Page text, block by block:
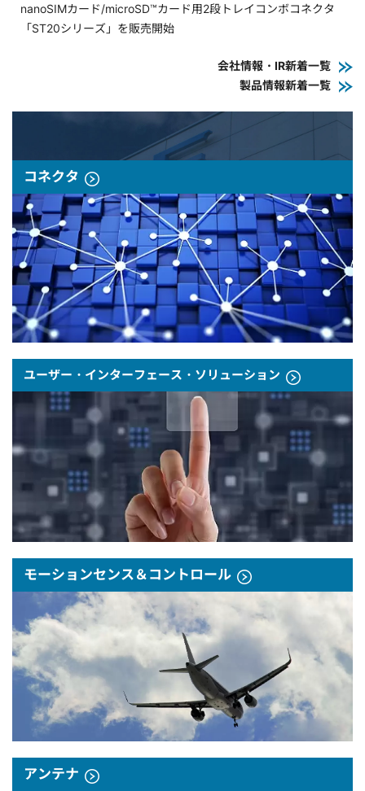
nanoSIMカード/microSD™カード用2段トレイコンボコネクタ
「ST20シリーズ」を販売開始
会社情報・IR新着一覧
製品情報新着一覧
コネクタ
ユーザー・インターフェース・ソリューション
モーションセンス＆コントロール
アンテナ